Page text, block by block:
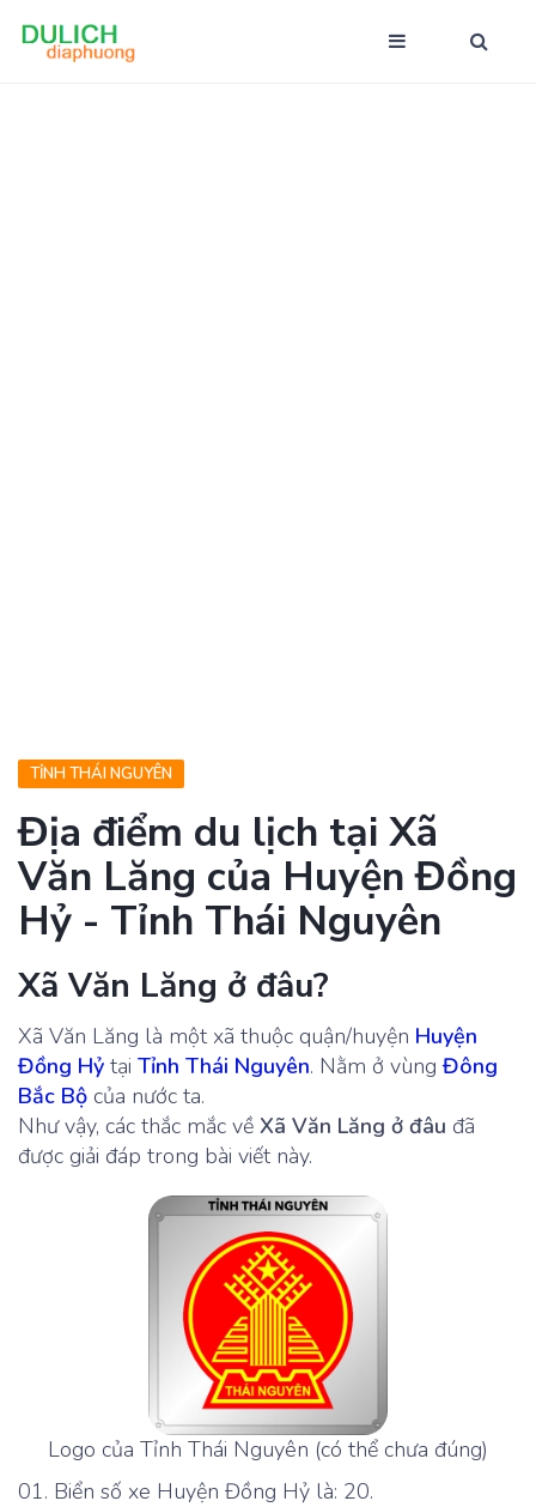
TỈNH THÁI NGUYÊN
Địa điểm du lịch tại Xã
Văn Lăng của Huyện Đồng
Hỷ - Tỉnh Thái Nguyên
Xã Văn Lăng ở đâu?
Xã Văn Lăng là một xã thuộc quận/huyện Huyện
Đồng Hỷ tại Tỉnh Thái Nguyên. Nằm ở vùngĐông
Bắc Bộ của nước ta.
Như vậy, các thắc mắc về Xã Văn Lăng ở đâu đã
được giải đáp trong bài viết này.
Logo của Tỉnh Thái Nguyên (có thể chưa đúng)
Biển số xe Huyện Đồng Hỷ là: 20.